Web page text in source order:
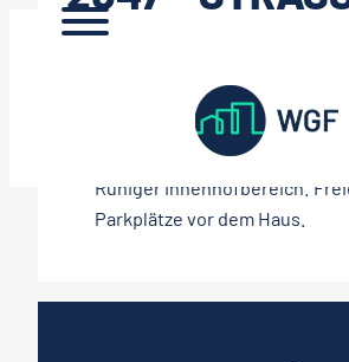
ER PARISER K
OMMUNE 22-24
Ruhiger Innenhofbereich.
Parkplätze vor dem Haus.